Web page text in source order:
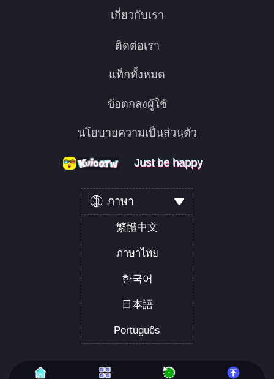
เกี่ยวกับเรา
ติดต่อเรา
แท็กทั้งหมด
ข้อตกลงผู้ใช้
นโยบายความเป็นส่วนตัว
Just be happy
Just be happy
Just be happy
ภาษา
繁體中文
ภาษาไทย
한국어
日本語
Português